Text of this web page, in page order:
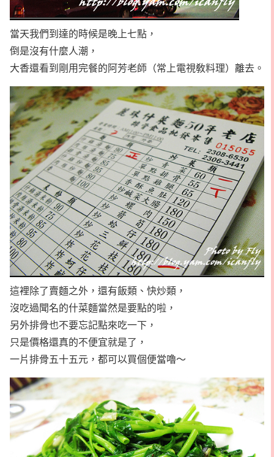
當天我們到達的時候是晚上七點，
倒是沒有什麼人潮，
大香還看到剛用完餐的阿芳老師（常上電視敎料理）離去。
這裡除了賣麵之外，還有飯類、快炒類，
沒吃過聞名的什菜麵當然是要點的啦，
另外排骨也不要忘記點來吃一下，
只是價格還真的不便宜就是了，
一片排骨五十五元，都可以買個便當嚕～